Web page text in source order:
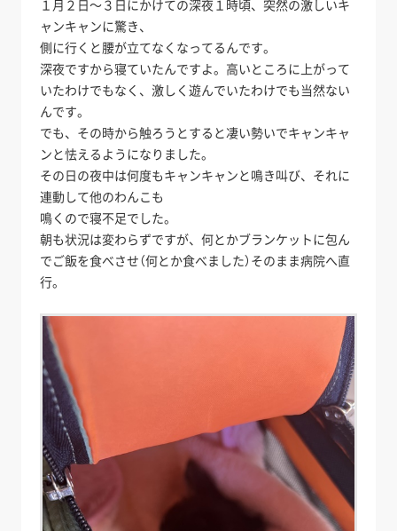
１月２日～３日にかけての深夜１時頃、突然の激しいキ
ャンキャンに驚き、
側に行くと腰が立てなくなってるんです。
深夜ですから寝ていたんですよ。高いところに上がって
いたわけでもなく、激しく遊んでいたわけでも当然ない
んです。
でも、その時から触ろうとすると凄い勢いでキャンキャ
ンと怯えるようになりました。
その日の夜中は何度もキャンキャンと鳴き叫び、それに
連動して他のわんこも
鳴くので寝不足でした。
朝も状況は変わらずですが、何とかブランケットに包ん
でご飯を食べさせ（何とか食べました）そのまま病院へ直
行。